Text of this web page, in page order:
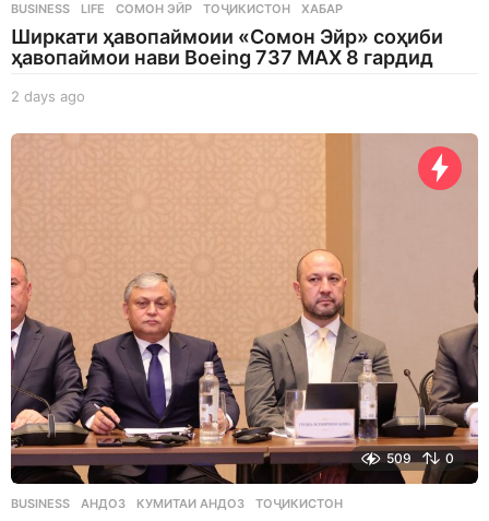
BUSINESS ,LIFE СОМОН ЭЙР ,ТОҶИКИСТОН ,ХАБАР
Ширкати ҳавопаймоии «Сомон Эйр» соҳиби
ҳавопаймои нави Boeing 737 MAX 8 гардид
2 days ago
a
509 0
BUSINESS АНДОЗ ,КУМИТАИ АНДОЗ ,ТОҶИКИСТОН